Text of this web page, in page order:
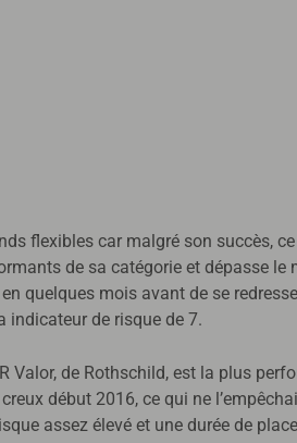
flexibles car malgré son succès,
de sa catégorie et dépasse
mois avant de se
indicateur de risque de 7.
R Valor, de Rothschild, est la plus
début 2016, ce qui ne
assez élevé et une durée de